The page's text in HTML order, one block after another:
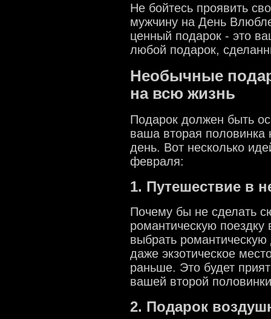
Не бойтесь проявить
мужчину на День
ценный подарок - это
любой подарок,
Необычные
на всю жизнь
Подарок должен быть
ваша вторая половинка
день. Вот несколько
февраля:
1. Путешествие в
Почему бы не сделать
романтическую
выбрать
даже экзотическое
раньше. Это будет
вашей второй
2. Подарок